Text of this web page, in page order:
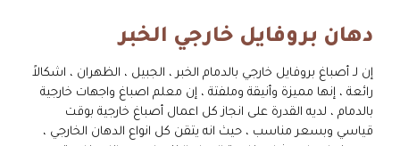
دهان بروفايل خارجي الخبر
إن لـ أصباغ بروفايل خارجي بالدمام الخبر ، الجبيل ، الظهران ، اشكالاً
رائعة ، إنها مميزة وأنيقة وملفتة ، إن معلم اصباغ واجهات خارجية
بالدمام ، لديه القدرة على انجاز كل اعمال أصباغ خارجية بوقت
قياسي وبسعر مناسب ، حيث انه يتقن كل انواع الدهان الخارجي ،